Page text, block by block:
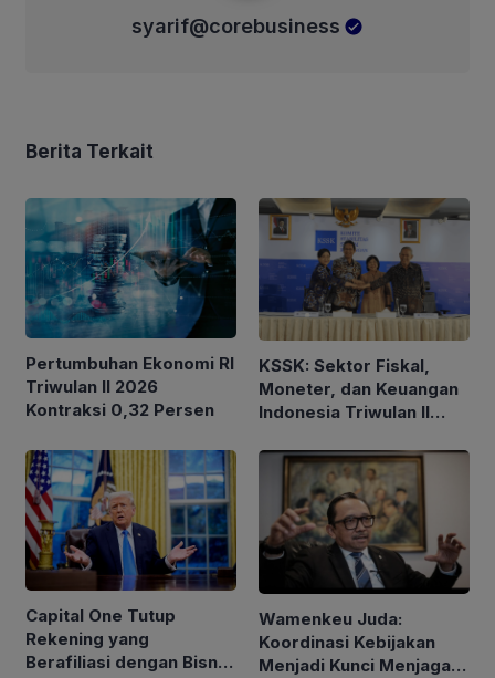
syarif@corebusiness
Berita Terkait
Pertumbuhan Ekonomi RI
Triwulan II 2026
Kontraksi 0,32 Persen
KSSK: Sektor Fiskal,
Moneter, dan Keuangan
Indonesia Triwulan II
Capital One Tutup
Rekening yang
Berafiliasi dengan Bisnis
Wamenkeu Juda:
Koordinasi Kebijakan
Menjadi Kunci Menjaga